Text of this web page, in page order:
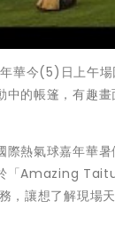
華今(5)日上午
中的帳篷，有趣
際熱氣球嘉年華
「Amazing
，讓想了解現場